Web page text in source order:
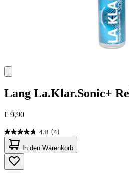
Lang La.Klar.Sonic+
€ 9,90
4.8 (4)
4.8
von
5
Sternen.
4
In den Warenkorb